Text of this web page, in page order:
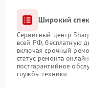
Широкий
Сервисный центр
всей РФ, бесплатную
включая срочный
статус ремонта
постгарантийное
службы техники